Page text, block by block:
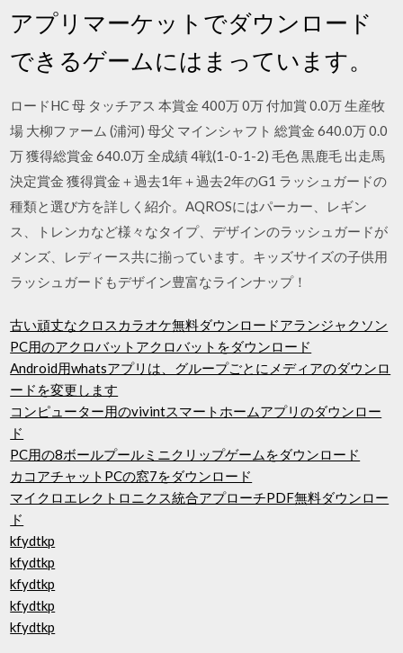
アプリマーケットでダウンロード
できるゲームにはまっています。
ロードHC 母 タッチアス 本賞金 400万 0万 付加賞 0.0万 生産牧
場 大柳ファーム (浦河) 母父 マインシャフト 総賞金 640.0万 0.0
万 獲得総賞金 640.0万 全成績 4戦(1-0-1-2) 毛色 黒鹿毛 出走馬
決定賞金 獲得賞金＋過去1年＋過去2年のG1 ラッシュガードの
種類と選び方を詳しく紹介。AQROSにはパーカー、レギン
ス、トレンカなど様々なタイプ、デザインのラッシュガードが
メンズ、レディース共に揃っています。キッズサイズの子供用
ラッシュガードもデザイン豊富なラインナップ！
古い頑丈なクロスカラオケ無料ダウンロードアランジャクソン
PC用のアクロバットアクロバットをダウンロード
Android用whatsアプリは、グループごとにメディアのダウンロ
ードを変更します
コンピューター用のvivintスマートホームアプリのダウンロー
ド
PC用の8ボールプールミニクリップゲームをダウンロード
カコアチャットPCの窓7をダウンロード
マイクロエレクトロニクス統合アプローチPDF無料ダウンロー
ド
kfydtkp
kfydtkp
kfydtkp
kfydtkp
kfydtkp